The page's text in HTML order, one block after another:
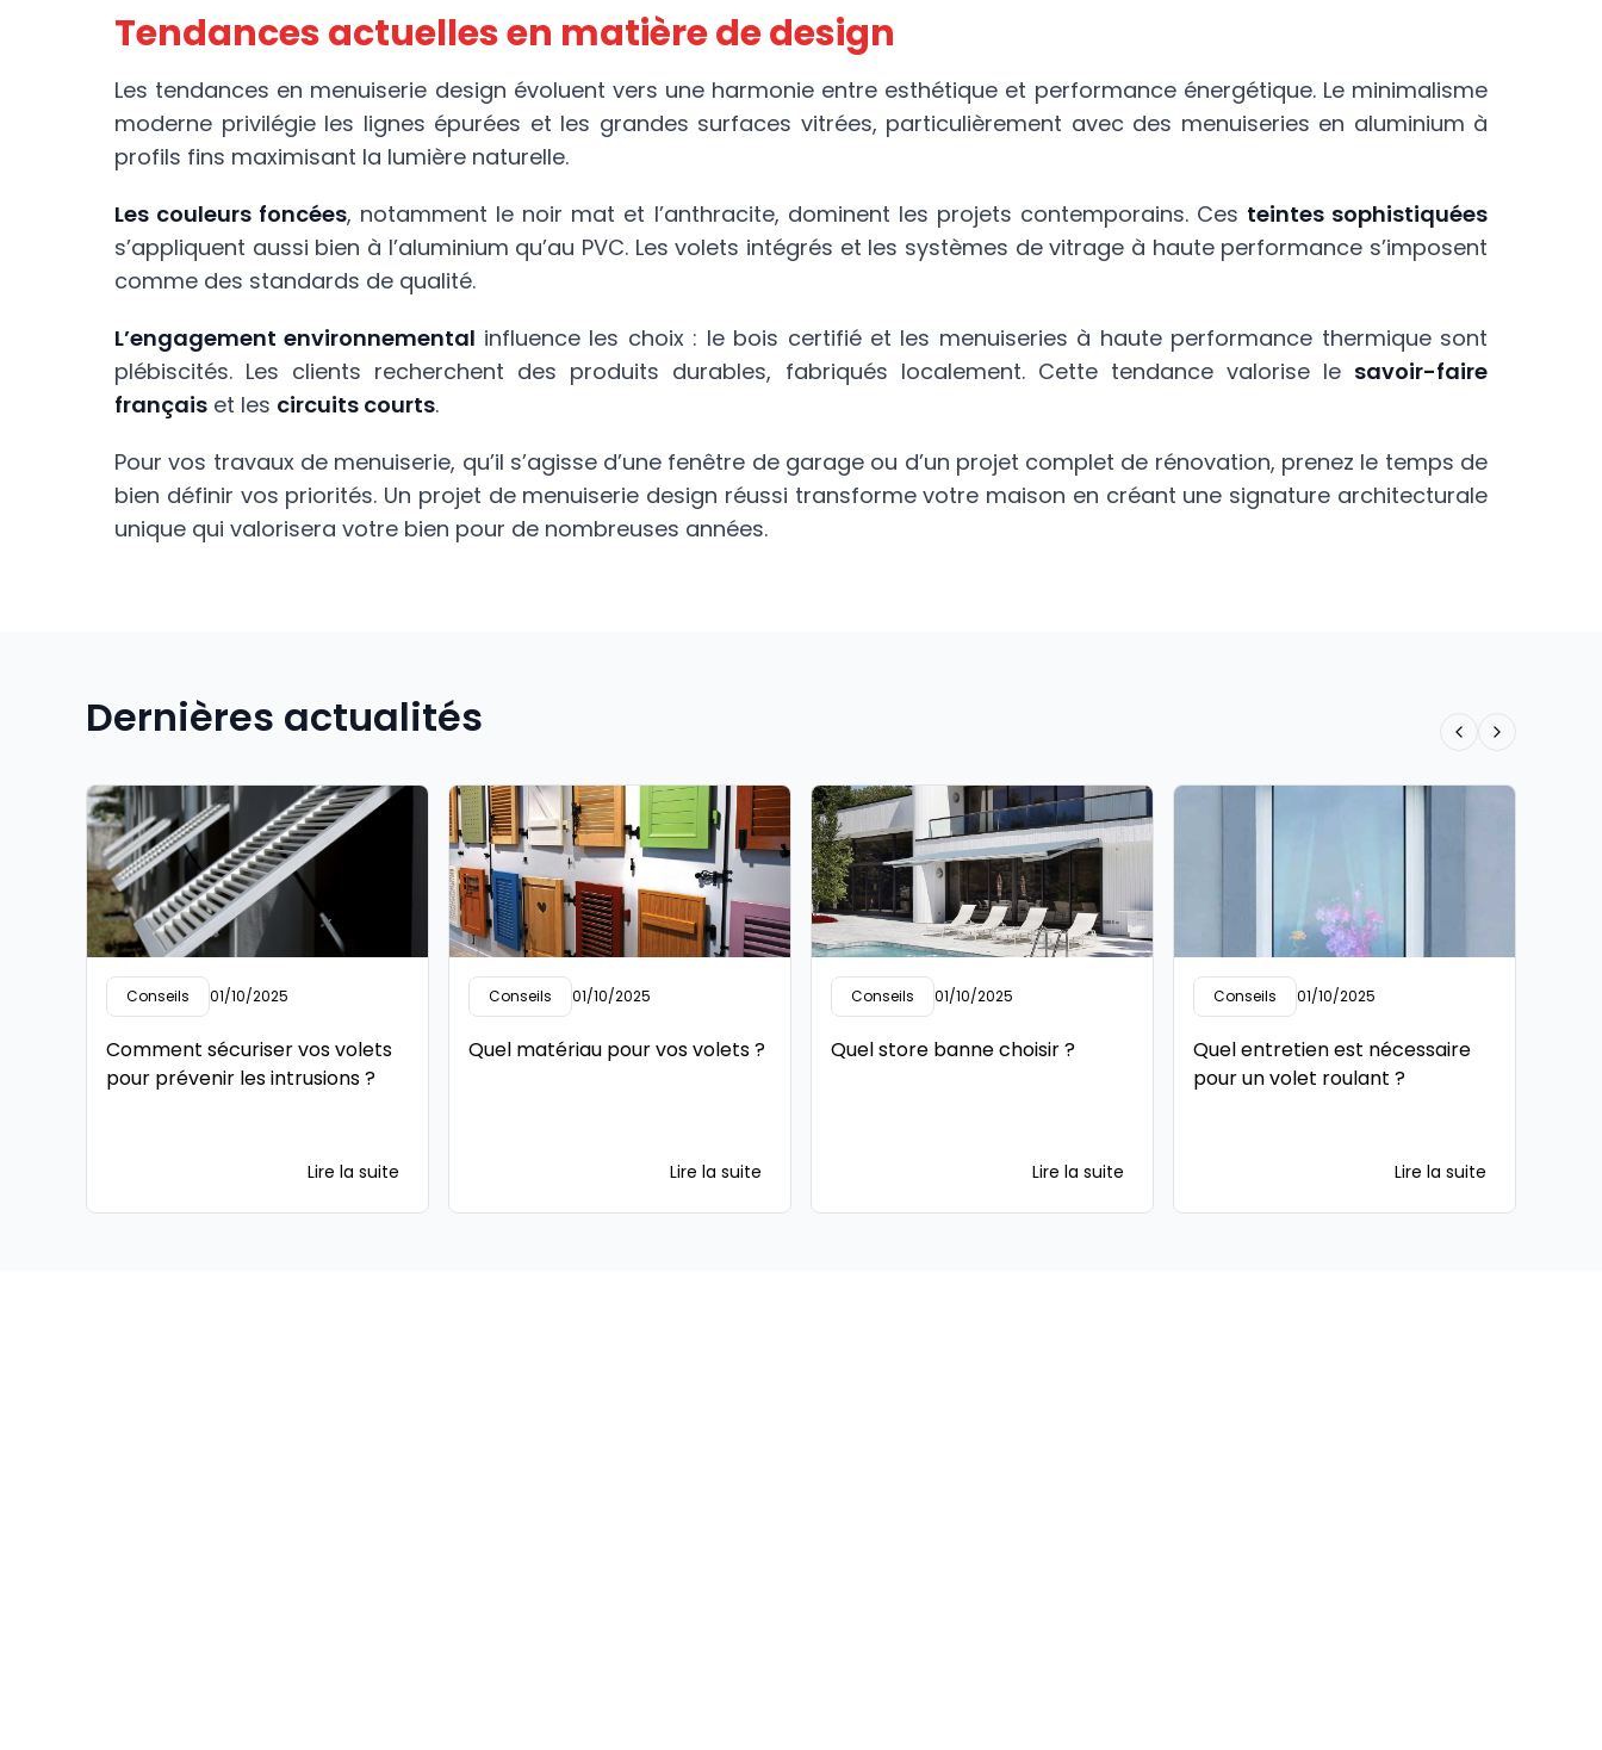
Tendances actuelles en matière de design
Les tendances en menuiserie design évoluent vers une harmonie entre esthétique et performance énergétique. Le minimalisme
moderne privilégie les lignes épurées et les grandes surfaces vitrées, particulièrement avec des menuiseries en aluminium à
profils fins maximisant la lumière naturelle.
Les couleurs foncées, notamment le noir mat et l’anthracite, dominent les projets contemporains. Ces teintes sophistiquées
s’appliquent aussi bien à l’aluminium qu’au PVC. Les volets intégrés et les systèmes de vitrage à haute performance s’imposent
comme des standards de qualité.
L’engagement environnemental influence les choix : le bois certifié et les menuiseries à haute performance thermique sont
plébiscités. Les clients recherchent des produits durables, fabriqués localement. Cette tendance valorise le savoir-faire
français et les circuits courts.
Pour vos travaux de menuiserie, qu’il s’agisse d’une fenêtre de garage ou d’un projet complet de rénovation, prenez le temps de
bien définir vos priorités. Un projet de menuiserie design réussi transforme votre maison en créant une signature architecturale
unique qui valorisera votre bien pour de nombreuses années.
Dernières actualités
Conseils 01/10/2025
Comment sécuriser vos volets
pour prévenir les intrusions ?
Lire la suite
Conseils 01/10/2025
Quel matériau pour vos volets ?
Lire la suite
Conseils 01/10/2025
Quel store banne choisir ?
Lire la suite
Conseils 01/10/2025
Quel entretien est nécessaire
pour un volet roulant ?
Lire la suite
Previous slide
Next slide